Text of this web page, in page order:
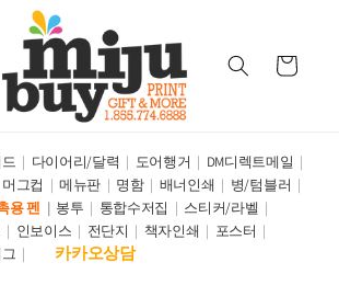
Cart
다이어리/달력 도어행거
DM디렉트메일
머그컵 메뉴판 명함 배너인쇄
병/텀블러
용 펜 봉투 통합수저집
스티커/라벨
인보이스 전단지 책자인쇄
포스터
카카오상담